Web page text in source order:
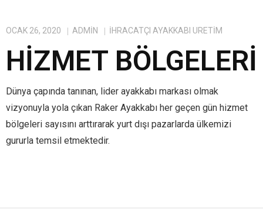
OCAK 26, 2020 ADMIN IHRACATÇI AYAKKABI ÜRETIM
HIZMET BÖLGELERI
Dünya çapında tanınan, lider ayakkabı markası olmak
vizyonuyla yola çıkan Raker Ayakkabı her geçen gün hizmet
bölgeleri sayısını arttırarak yurt dışı pazarlarda ülkemizi
gururla temsil etmektedir.